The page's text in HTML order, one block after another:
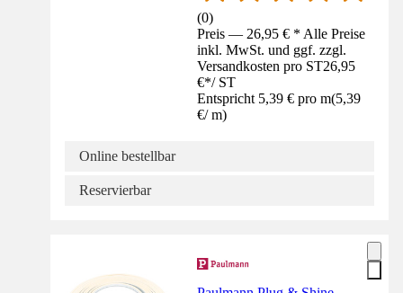
(0)
Preis — 26,95 € * Alle Preise
inkl. MwSt. und ggf. zzgl.
Versandkosten pro ST26,95
€*/ ST
Entspricht 5,39 € pro m(5,39
€/ m)
Online bestellbar
Reservierbar